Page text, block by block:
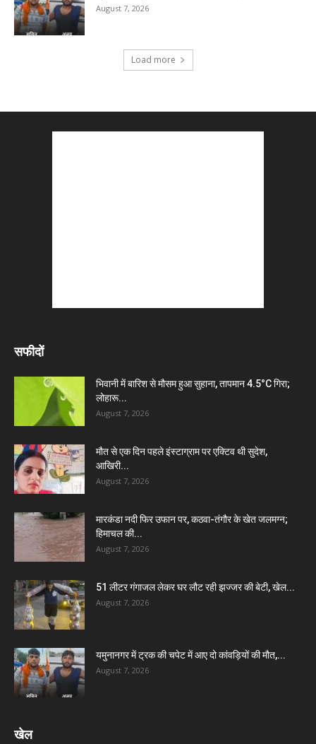
August 7, 2026
Load more
सफीदों
भिवानी में बारिश से मौसम हुआ सुहाना, तापमान 4.5°C गिरा;
लोहारू...
August 7, 2026
मौत से एक दिन पहले इंस्टाग्राम पर एक्टिव थी सुदेश,
आखिरी...
August 7, 2026
मारकंडा नदी फिर उफान पर, कठवा-तंगौर के खेत जलमग्न;
हिमाचल की...
August 7, 2026
51 लीटर गंगाजल लेकर घर लौट रही झज्जर की बेटी, खेल...
August 7, 2026
यमुनानगर में ट्रक की चपेट में आए दो कांवड़ियों की मौत,...
August 7, 2026
खेल